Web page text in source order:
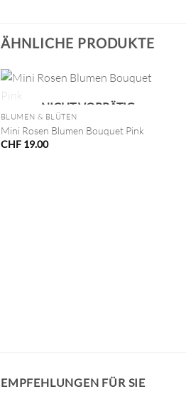
ÄHNLICHE PRODUKTE
NICHT VORRÄTIG
BLUMEN & BLÜTEN
Mini Rosen Blumen Bouquet Pink
CHF19.00
EMPFEHLUNGEN FÜR SIE